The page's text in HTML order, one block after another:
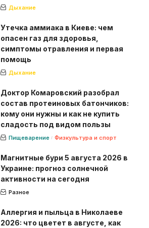
Дыхание
Утечка аммиака в Киеве: чем
опасен газ для здоровья,
симптомы отравления и первая
помощь
Дыхание
Доктор Комаровский разобрал
состав протеиновых батончиков:
кому они нужны и как не купить
сладость под видом пользы
Пищеварение Физкультура и спорт
Магнитные бури 5 августа 2026 в
Украине: прогноз солнечной
активности на сегодня
Разное
Аллергия и пыльца в Николаеве
2026: что цветет в августе, как